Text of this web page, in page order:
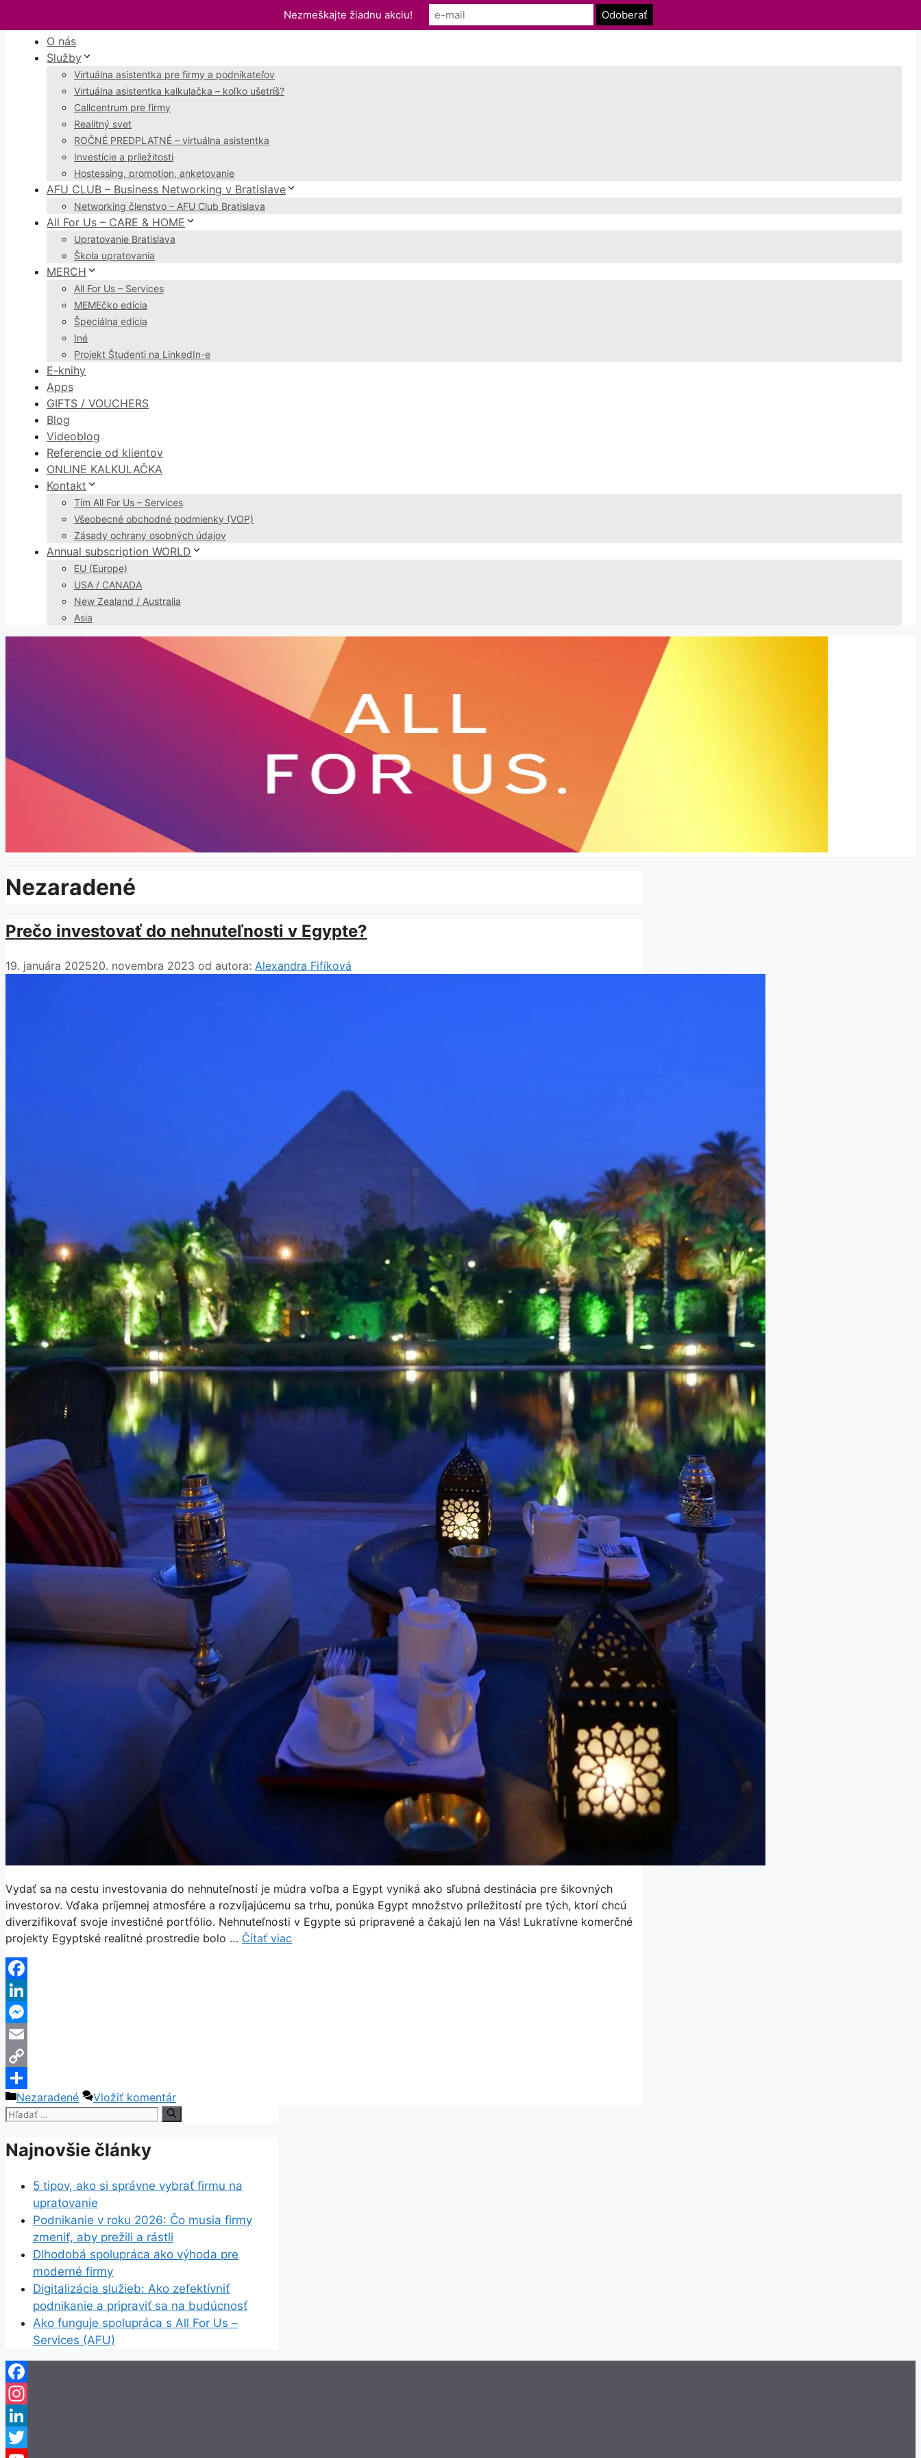
na
obsah
O nás
Služby
Virtuálna asistentka pre firmy a podnikateľov
Virtuálna asistentka kalkulačka – koľko ušetríš?
Callcentrum pre firmy
Realitný svet
ROČNÉ PREDPLATNÉ – virtuálna asistentka
Investície a príležitosti
Hostessing, promotion, anketovanie
AFU CLUB – Business Networking v Bratislave
Networking členstvo – AFU Club Bratislava
All For Us – CARE & HOME
Upratovanie Bratislava
Škola upratovania
MERCH
All For Us – Services
MEMEčko edícia
Špeciálna edícia
Iné
Projekt Študenti na LinkedIn-e
E-knihy
Apps
GIFTS / VOUCHERS
Blog
Videoblog
Referencie od klientov
ONLINE KALKULAČKA
Kontakt
Tím All For Us – Services
Všeobecné obchodné podmienky (VOP)
Zásady ochrany osobných údajov
Annual subscription WORLD
EU (Europe)
USA / CANADA
New Zealand / Australia
Asia
Nezaradené
Prečo investovať do nehnuteľnosti v Egypte?
19. januára 202520. novembra 2023 od autora: Alexandra Fifíková
Vydať sa na cestu investovania do nehnuteľností je múdra voľba a Egypt vyniká ako sľubná destinácia pre šikovných
investorov. Vďaka príjemnej atmosfére a rozvíjajúcemu sa trhu, ponúka Egypt množstvo príležitostí pre tých, ktorí chcú
diverzifikovať svoje investičné portfólio. Nehnuteľnosti v Egypte sú pripravené a čakajú len na Vás! Lukratívne komerčné
projekty Egyptské realitné prostredie bolo … Čítať viac
Facebook
LinkedIn
Messenger
Email
Copy
Link
Share
Kategórie
Nezaradené
Vložiť komentár
Hľadať:
Najnovšie články
5 tipov, ako si správne vybrať firmu na
upratovanie
Podnikanie v roku 2026: Čo musia firmy
zmeniť, aby prežili a rástli
Dlhodobá spolupráca ako výhoda pre
moderné firmy
Digitalizácia služieb: Ako zefektívniť
podnikanie a pripraviť sa na budúcnosť
Ako funguje spolupráca s All For Us –
Services (AFU)
Facebook
Instagram
LinkedIn
Nezmeškajte žiadnu akciu!